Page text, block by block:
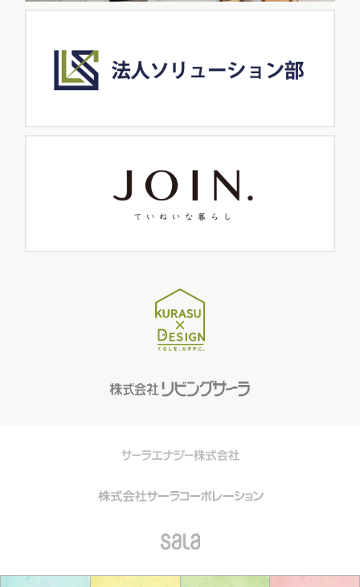
知立・安城・刈谷・岡崎・豊橋・豊川・蒲郡・湖西・浜松の戸建てリノベーション・リフォ